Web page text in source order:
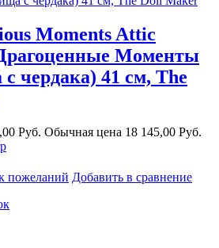
Moments Attic
Моменты
чердака) 41 см, The
Руб. Обычная цена 18 145,00 Руб.
пожеланий Добавить в сравнение